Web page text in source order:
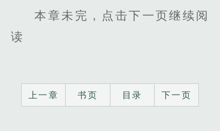
本章未完，点击下一页继续阅
读
上一章 书页 目录 下一页